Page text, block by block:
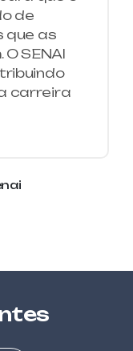
de
que as
SENAI
carreira